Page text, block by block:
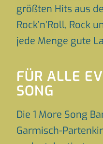
größten Hits aus
Rock’n’Roll, Rock
jede Menge gute
FÜR ALLE
SONG
Die 1 More Song
Garmisch-